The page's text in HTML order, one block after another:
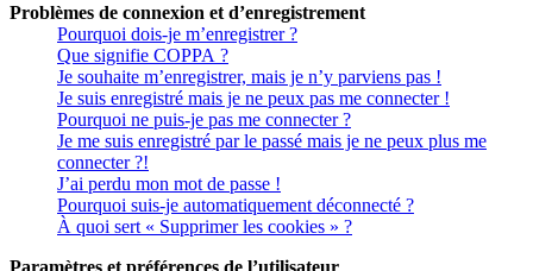
Problèmes de connexion et d’enregistrement
Pourquoi dois-je m’enregistrer ?
Que signifie COPPA ?
Je souhaite m’enregistrer, mais je n’y parviens pas !
Je suis enregistré mais je ne peux pas me connecter !
Pourquoi ne puis-je pas me connecter ?
Je me suis enregistré par le passé mais je ne peux plus me
connecter ?!
J’ai perdu mon mot de passe !
Pourquoi suis-je automatiquement déconnecté ?
À quoi sert « Supprimer les cookies » ?
Paramètres et préférences de l’utilisateur